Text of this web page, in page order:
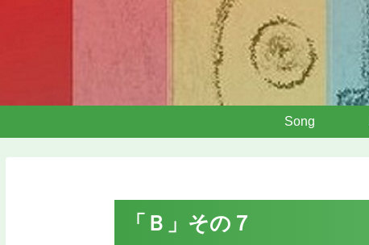
Song
「Ｂ」その７